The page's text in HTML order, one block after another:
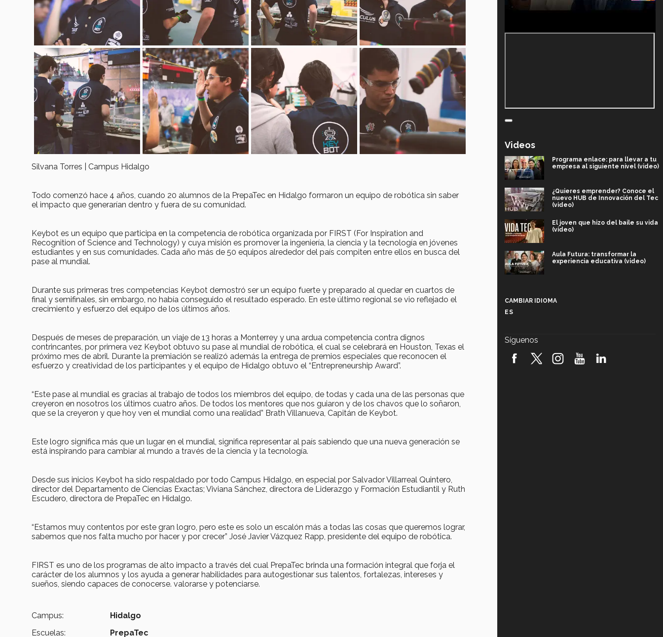
Silvana Torres | Campus Hidalgo
Todo comenzó hace 4 años, cuando 20 alumnos de la PrepaTec en Hidalgo formaron un equipo de robótica sin saber
el impacto que generarían dentro y fuera de su comunidad.
Keybot es un equipo que participa en la competencia de robótica organizada por FIRST (For Inspiration and
Recognition of Science and Technology) y cuya misión es promover la ingeniería, la ciencia y la tecnología en jóvenes
estudiantes y en sus comunidades. Cada año más de 50 equipos alrededor del país compiten entre ellos en busca del
pase al mundial.
Durante sus primeras tres competencias Keybot demostró ser un equipo fuerte y preparado al quedar en cuartos de
final y semifinales, sin embargo, no había conseguido el resultado esperado. En este último regional se vio reflejado el
crecimiento y esfuerzo del equipo de los últimos años.
Después de meses de preparación, un viaje de 13 horas a Monterrey y una ardua competencia contra dignos
contrincantes, por primera vez Keybot obtuvo su pase al mundial de robótica, el cual se celebrará en Houston, Texas el
próximo mes de abril. Durante la premiación se realizó además la entrega de premios especiales que reconocen el
esfuerzo y creatividad de los participantes y el equipo de Hidalgo obtuvo el “Entrepreneurship Award”.
“Este pase al mundial es gracias al trabajo de todos los miembros del equipo, de todas y cada una de las personas que
creyeron en nosotros los últimos cuatro años. De todos los mentores que nos guiaron y de los chavos que lo soñaron,
que se la creyeron y que hoy ven el mundial como una realidad” Brath Villanueva, Capitán de Keybot.
Este logro significa más que un lugar en el mundial, significa representar al país sabiendo que una nueva generación se
está inspirando para cambiar al mundo a través de la ciencia y la tecnología.
Desde sus inicios Keybot ha sido respaldado por todo Campus Hidalgo, en especial por Salvador Villarreal Quintero,
director del Departamento de Ciencias Exactas; Viviana Sánchez, directora de Liderazgo y Formación Estudiantil y Ruth
Escudero, directora de PrepaTec en Hidalgo.
“Estamos muy contentos por este gran logro, pero este es solo un escalón más a todas las cosas que queremos lograr,
sabemos que nos falta mucho por hacer y por crecer” José Javier Vázquez Rapp, presidente del equipo de robótica.
FIRST es uno de los programas de alto impacto a través del cual PrepaTec brinda una formación integral que forja el
carácter de los alumnos y los ayuda a generar habilidades para autogestionar sus talentos, fortalezas, intereses y
sueños, siendo capaces de conocerse. valorarse y potenciarse.
Campus:
Hidalgo
Escuelas:
PrepaTec
Videos
Programa enlace: para llevar a tu
empresa al siguiente nivel (video)
¿Quieres emprender? Conoce el
nuevo HUB de Innovación del Tec
(video)
El joven que hizo del baile su vida
(video)
Aula Futura: transformar la
experiencia educativa (video)
robótica FIRST 2026! (video)
CAMBIAR IDIOMA
ES
Síguenos